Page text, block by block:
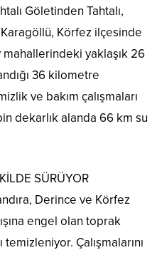
Göletinden Tahtalı,
Karagöllü, Körfez ilçesinde
mahallerindeki yaklaşık 26
36 kilometre
ve bakım çalışmaları
dekarlık alanda 66 km su
SÜRÜYOR
Derince ve Körfez
engel olan toprak
Çalışmalarını